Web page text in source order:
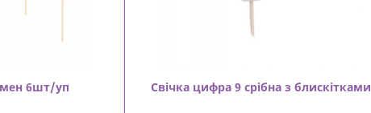
6шт/уп Свічка цифра 9 срібна з блискітками